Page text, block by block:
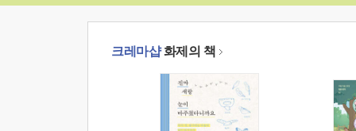
크레마샵화제의 책